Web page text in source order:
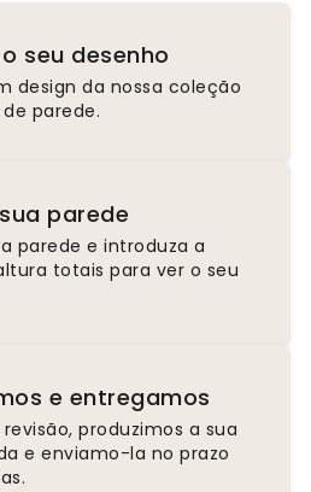
seu desenho
design da nossa coleção
parede.
parede
parede e introduza a
totais para ver o seu
e entregamos
produzimos a sua
e enviamo-la no prazo